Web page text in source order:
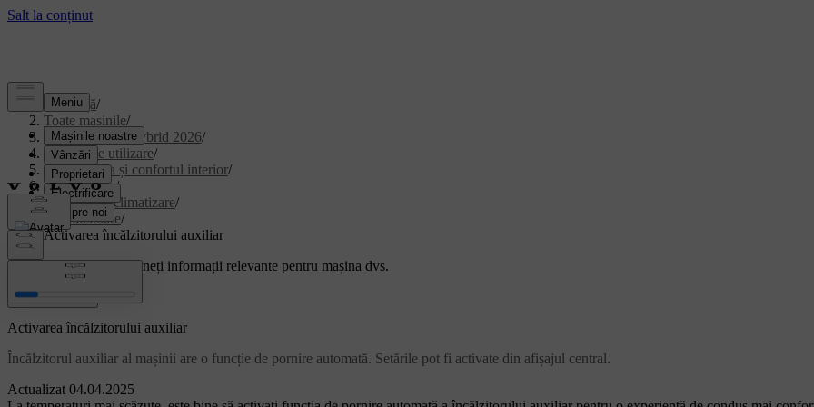
Asistență/
Toate mașinile/
XC90 Plug-in Hybrid 2026/
Manual de utilizare/
Climatizarea și confortul interior/
climatizarea./
Sistemul de climatizare/
Încălzitoare/
Activarea încălzitorului auxiliar
Suport personalizatObțineți informații relevante pentru mașina dvs.
Conectează-te
Actualizat 04.04.2025
Activarea încălzitorului auxiliar
Încălzitorul auxiliar al mașinii are o funcție de pornire automată. Setările pot fi activate din afișajul central.